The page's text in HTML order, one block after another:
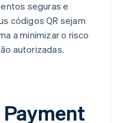
seguras e
códigos QR sejam
a minimizar o risco
autorizadas.